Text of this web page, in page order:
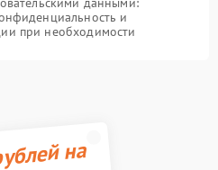
и
при необходимости